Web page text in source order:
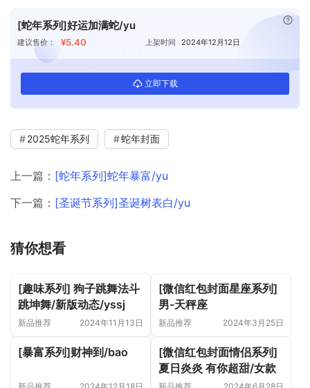
[蛇年系列]好运加满蛇/yu
建议售价： ¥5.40 上架时间 2024年12月12日
立即下载
已
2025蛇年系列 蛇年封面
上一篇： [蛇年系列]蛇年暴富/yu
下一篇： [圣诞节系列]圣诞树表白/yu
猜你想看
[趣味系列] 狗子跳舞法斗
跳坤舞/新版动态/yssj
新品推荐 2024年11月13日
[微信红包封面星座系列]
男-天秤座
新品推荐 2024年3月25日
[暴富系列]财神到/bao
[微信红包封面情侣系列]
夏日炎炎 有你超甜/女款